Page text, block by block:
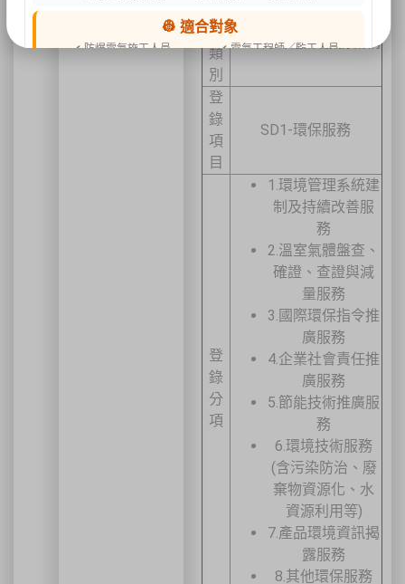
錄
類
別
SD類永續發展服務機構
登
錄
項
目
SD1-環保服務
登
錄
分
項
1.環境管理系統建
制及持續改善服
務
2.溫室氣體盤查、
確證、查證與減
量服務
3.國際環保指令推
廣服務
4.企業社會責任推
廣服務
5.節能技術推廣服
務
6.環境技術服務
(含污染防治、廢
棄物資源化、水
資源利用等)
7.產品環境資訊揭
露服務
8.其他環保服務
👷 適合對象
✔ 防爆電氣施工人員
✔ 電氣工程師／監工人員
📍 上課地點／主辦資訊
祐昕技術股份有限公司（祐大-台中分公司）
40458 臺中市北區中清路一段100號9樓
台灣省工商安全衛生協會
祐大技術顧問股份有限公司
防爆安全聯合教育訓練中心（ExTW）
三左興業股份有限公司（SANCTITY）
🚄 建議搭乘高鐵至臺中站後轉乘計程車
🚘 停車位有限，建議共乘或搭乘大眾運輸工具
🌱 大眾運輸每人每公里約可減少 67% 碳排放
名額有限，依完成報名及繳費順序保留名額，額滿即截止。
關閉